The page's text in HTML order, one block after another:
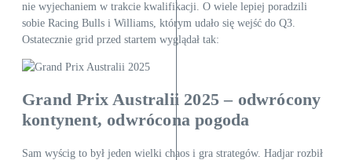
nie wyjechaniem w trakcie kwalifikacji. O wiele lepiej poradzili
sobie Racing Bulls i Williams, którym udało się wejść do Q3.
Ostatecznie grid przed startem wyglądał tak:
Grand Prix Australii 2025 – odwrócony
kontynent, odwrócona pogoda
Sam wyścig to był jeden wielki chaos i gra strategów. Hadjar rozbił